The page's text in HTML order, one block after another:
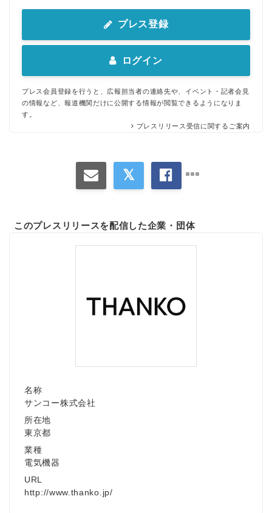
プレス登録
ログイン
プレス会員登録を行うと、広報担当者の連絡先や、イベント・記者会見
の情報など、報道機関だけに公開する情報が閲覧できるようになりま
す。
プレスリリース受信に関するご案内
このプレスリリースを配信した企業・団体
名称
サンコー株式会社
所在地
東京都
業種
電気機器
URL
http://www.thanko.jp/